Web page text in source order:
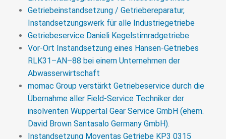
>>> MEHR
Getriebeinstandsetzung / Getriebereparatur,
Instandsetzungswerk für alle Industriegetriebe
Getriebeservice Danieli Kegelstirnradgetriebe
Vor-Ort Instandsetzung eines Hansen-Getriebes
RLK31–AN–88 bei einem Unternehmen der
Abwasserwirtschaft
momac Group verstärkt Getriebeservice durch die
Übernahme aller Field-Service Techniker der
insolventen Wuppertal Gear Service GmbH (ehem.
David Brown Santasalo Germany GmbH).
Instandsetzung Moventas Getriebe KP3 0315